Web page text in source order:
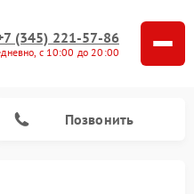
(345) 221-57-86
с 10:00 до 20:00
Позвонить